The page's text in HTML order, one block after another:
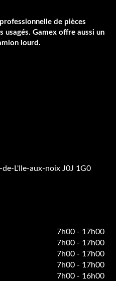
de pièces
usagés. Gamex offre aussi un
lourd.
L'Ile-aux-noix J0J 1G0
7h00 - 17h00
7h00 - 17h00
7h00 - 17h00
7h00 - 17h00
7h00 - 16h00